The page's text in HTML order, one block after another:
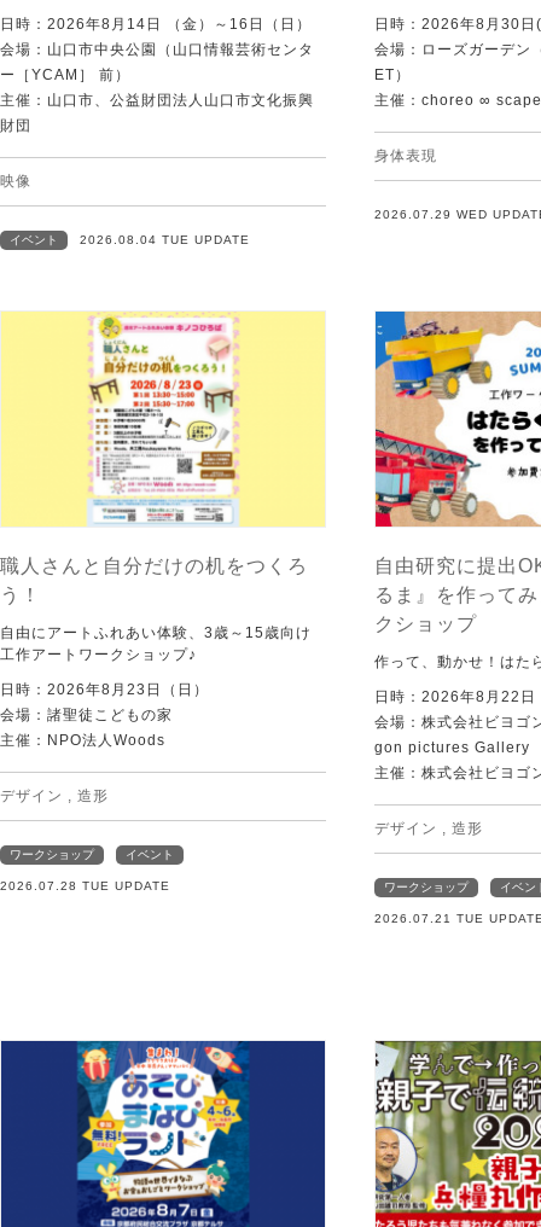
日時：2026年8月14日 （金）～16日（日）
会場：山口市中央公園（山口情報芸術センタ
ー［YCAM］ 前）
主催：山口市、公益財団法人山口市文化振興
財団
映像
イベント 2026.08.04 TUE UPDATE
日時：2026年8月30日
会場：ローズガーデン
ET）
主催：choreo ∞ scape
身体表現
2026.07.29 WED
職人さんと自分だけの机をつくろ
う！
自由にアートふれあい体験、3歳～15歳向け
工作アートワークショップ♪
日時：2026年8月23日（日）
会場：諸聖徒こどもの家
主催：NPO法人Woods
デザイン , 造形
ワークショップ イベント
2026.07.28 TUE UPDATE
自由研究に提出
るま』を作って
クショップ
作って、動かせ！はた
日時：2026年8月22日
会場：株式会社ビヨ
gon pictures Gallery
主催：株式会社ビヨゴ
デザイン , 造形
ワークショップ イベン
2026.07.21 TUE